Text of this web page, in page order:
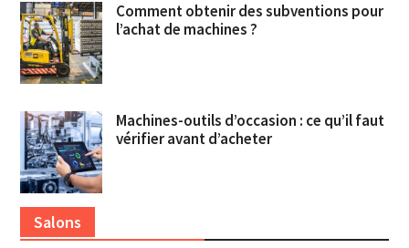
Comment obtenir des subventions pour
l’achat de machines ?
Machines-outils d’occasion : ce qu’il faut
vérifier avant d’acheter
Salons